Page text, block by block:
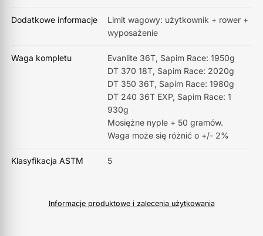
Dodatkowe informacje
Limit wagowy: użytkownik + rower +
wyposażenie
Waga kompletu
Evanlite 36T, Sapim Race: ​1950g
DT 370 18T, Sapim Race: ​2020g
DT 350 36T, Sapim Race: ​1980g
DT 240 36T EXP, Sapim Race: 1​
930g
Mosiężne nyple + ​50 gramów.
Waga może się różnić o +/- 2%
Klasyfikacja ASTM 5
Informacje produktowe i zalecenia użytkowania